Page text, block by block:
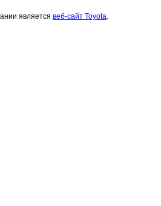
является веб-сайт Toyota.